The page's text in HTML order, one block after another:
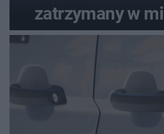
zatrzymany w
seniora